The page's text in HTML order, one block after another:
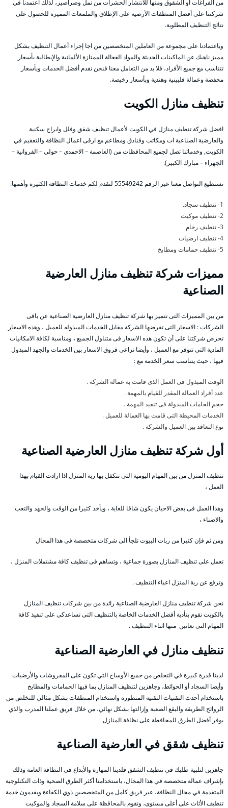
من الفراغات أو الشقوق ومنها للانتشار الحشرات من نمل وصراصير، لذلك اعتمدنا في
شركتنا على أفضل المنظفات الأرضية على الإطلاق والملمعات المميزة للحصول على
نتائج التنظيف المطلوبة.
وباعتمادنا على مجموعة من العاملين المتخصصين من اجا إجراء أعمال التنظيف بشكل
مميز ناهيك عن الماكينات الحديثة والمواد الفعالة الممتازة الألمانية والإيطالية بأسعار
تتناسب مع جميع الأفراد، فلا بد من التعامل معنا فنحن نقدم أفضل الخدمات وبأسعار
مخفضة وعمالة فلبينية وهندية وبأسعار رخيصة.
تنظيف منازل الكويت
افضل شركة تنظيف منازل في الكويت لأعمال تنظيف شقق وفلل وابراج سكنية
والعارضية الصناعية ات ومكاتب وفنادق ومطاعم مع ارقى اعمال النظافة والتعقيم في
الكويت, وخدماتنا تصل لجميع المحافظات من (العاصمة – الاحمدي – حولي – الفروانية –
الجهراء – مبارك الكبير).
تستطيع التواصل معنا عبر الرقم 55549242 لنقدم لكم خدمات النظافة الكثيرة وأهمها:
1- تنظيف سجاد.
2- تنظيف موكيت
3- تنظيف رخام
4- تنظيف ارضيات
5- تنظيف حمامات ومطابخ
مميزات شركة تنظيف منازل العارضية
الصناعية
من بين المميزات التى تتميز بها شركة تنظيف منازل العارضية الصناعية عن باقى
الشركات : الاسعار التى تفرضها الشركة مقابل الخدمات المبذوله للعميل ، وهذه الاسعار
تحرص شركتنا على أن تكون هذه الاسعار فى متناول الجميع ، ومناسبة لكافة الامكانيات
المادية التى تتوفر مع العميل ، وأيضا نراعى فروق الاسعار بين الخدمات والجهد المبذول
فيها ، حيث يتناسب سعر الخدمة مع :
الوقت المبذول فى العمل الذى قامت به عمالة الشركة .
عدد أفراد العمالة المقدر للقيام بالمهمة .
حجم الخامات المبذولة فى تنفيذ المهمة .
الخدمات المحيطة التى قامت بها العمالة للعميل .
نوع التعاقد بين العميل والشركة .
أول شركة تنظيف منازل العارضية الصناعية
تنظيف المنزل من بين المهام اليومية التى تتكفل بها ربة المنزل اذا ارادت القيام بهذا
العمل ،
وهذا العمل فى بعض الاحيان يكون شاقا للغاية ، ويأخذ كثيرا من الوقت والجهد والتعب
والاضناء ،
ومن ثم فإن كثيرا من ربات البيوت تلجأ الى شركات متخصصة فى هذا المجال
تعمل على تنظيف المنازل بصورة جماعية ، وتساهم فى تنظيف كافة مشتملات المنزل ،
وترفع عن ربة المنزل اعباء التنظيف .
نحن شركة تنظيف منازل العارضية الصناعية رائدة من بين شركات تنظيف المنازل
بالكويت نقوم بتأدية أفضل الخدمات الخاصة بالتنظيف التى تساعدكى على تنفيذ كافة
المهام التى تعانين منها اثناء التنظيف .
تنظيف منازل في العارضية الصناعية
لدينا قدرة كبيرة في التخلص من جميع الأوساخ التي تكون على المفروشات والأرضيات
وأيضا السجاد أو الحوائط، وجاهزين لتنظيف المنازل بما فيها الحمامات والمطابخ
باستخدام أحدث التقنيات التقنية المتطورة واستخدام المنظفات بشكل مثالي للتخلص من
الروائح الطريقة والبقع الصعبة وإزالتها بشكل نهائي، من خلال فريق عملنا المدرب والذي
يوفر أفضل الطرق للمحافظة على نظافة المنازل.
تنظيف شقق في العارضية الصناعية
جاهزين لتلبية طلبك في تنظيف الشقق فلدينا المهارة والأبداع في النظافة العامة وذلك
بإشراف عمالة متخصصة في هذا المجال، باستخدامنا أكثر الطرق الصحية وذات التكنلوجية
المتقدمة في مجال النظافة، عبر فريق كامل من المتخصصين ذوي الكفاءة ويقدمون خدمة
تنظيف الأثاث على أعلى مستوى، ونقوم بالمحافظة على سلامة السجاد والموكيت